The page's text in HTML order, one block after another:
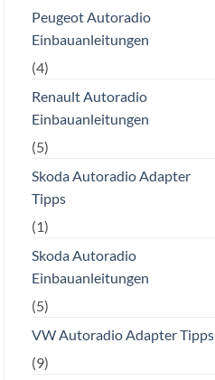
Peugeot Autoradio
Einbauanleitungen
(4)
Renault Autoradio
Einbauanleitungen
(5)
Skoda Autoradio Adapter
Tipps
(1)
Skoda Autoradio
Einbauanleitungen
(5)
VW Autoradio Adapter Tipps
(9)